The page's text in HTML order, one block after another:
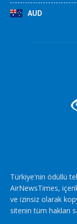
AUD
Türkiye'nin ödüllü
AirNewsTimes,
ve izinsiz olarak
sitenin tüm hakları